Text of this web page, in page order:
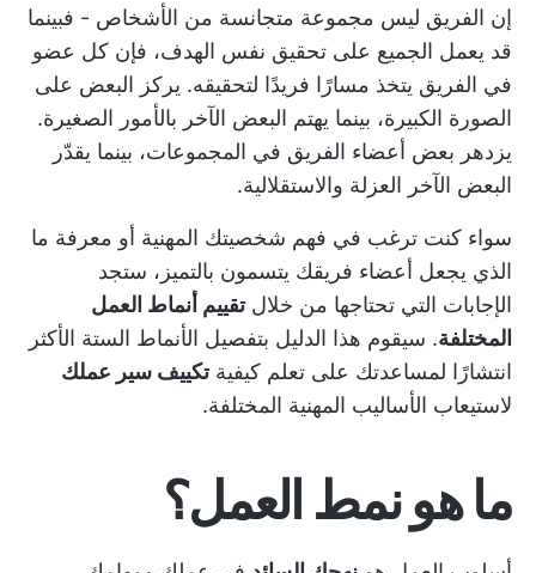
إن الفريق ليس مجموعة متجانسة من الأشخاص - فبينما
قد يعمل الجميع على تحقيق نفس الهدف، فإن كل عضو
في الفريق يتخذ مسارًا فريدًا لتحقيقه. يركز البعض على
الصورة الكبيرة، بينما يهتم البعض الآخر بالأمور الصغيرة.
يزدهر بعض أعضاء الفريق في المجموعات، بينما يقدّر
البعض الآخر العزلة والاستقلالية.
سواء كنت ترغب في فهم شخصيتك المهنية أو معرفة ما
الذي يجعل أعضاء فريقك يتسمون بالتميز، ستجد
الإجابات التي تحتاجها من خلالتقييم أنماط العمل
المختلفة. سيقوم هذا الدليل بتفصيل الأنماط الستة الأكثر
انتشارًا لمساعدتك على تعلم كيفيةتكييف سير عملك
لاستيعاب الأساليب المهنية المختلفة.
ما هو نمط العمل؟